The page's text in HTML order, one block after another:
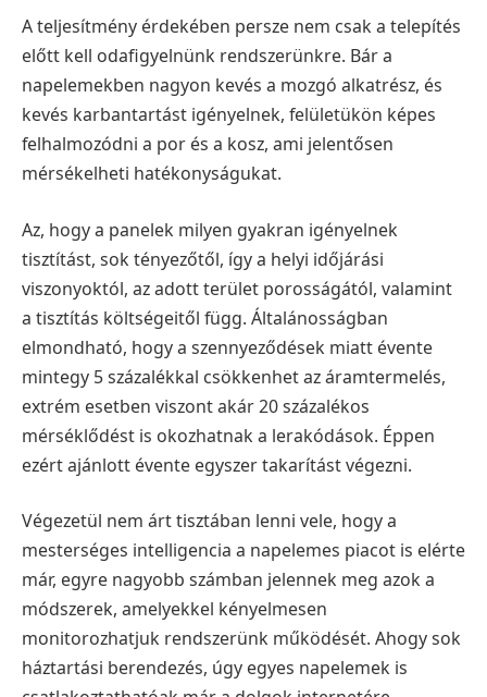
A teljesítmény érdekében persze nem csak a telepítés
előtt kell odafigyelnünk rendszerünkre. Bár a
napelemekben nagyon kevés a mozgó alkatrész, és
kevés karbantartást igényelnek, felületükön képes
felhalmozódni a por és a kosz, ami jelentősen
mérsékelheti hatékonyságukat.
Az, hogy a panelek milyen gyakran igényelnek
tisztítást, sok tényezőtől, így a helyi időjárási
viszonyoktól, az adott terület porosságától, valamint
a tisztítás költségeitől függ. Általánosságban
elmondható, hogy a szennyeződések miatt évente
mintegy 5 százalékkal csökkenhet az áramtermelés,
extrém esetben viszont akár 20 százalékos
mérséklődést is okozhatnak a lerakódások. Éppen
ezért ajánlott évente egyszer takarítást végezni.
Végezetül nem árt tisztában lenni vele, hogy a
mesterséges intelligencia a napelemes piacot is elérte
már, egyre nagyobb számban jelennek meg azok a
módszerek, amelyekkel kényelmesen
monitorozhatjuk rendszerünk működését. Ahogy sok
háztartási berendezés, úgy egyes napelemek is